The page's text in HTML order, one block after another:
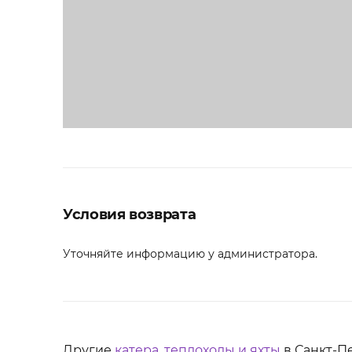
Условия возврата
Уточняйте информацию у администратора.